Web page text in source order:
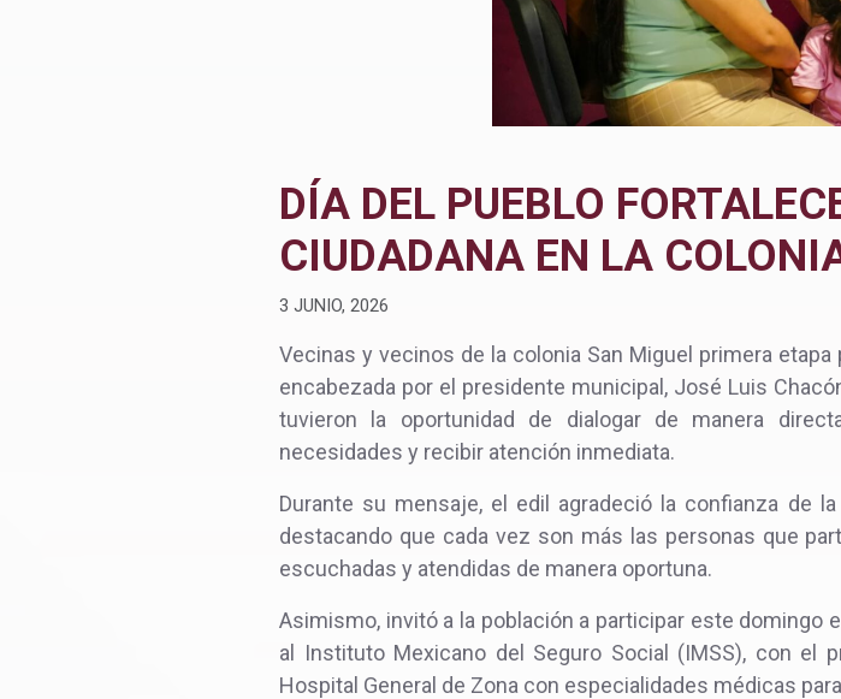
DÍA DEL PUEBLO
CIUDADANA EN LA
3 JUNIO, 2026
Vecinas y vecinos de la colonia San Miguel primera etapa
encabezada por el presidente municipal, José Luis
tuvieron la oportunidad de dialogar de manera
necesidades y recibir atención inmediata.
Durante su mensaje, el edil agradeció la confianza de
destacando que cada vez son más las personas que
escuchadas y atendidas de manera oportuna.
Asimismo, invitó a la población a participar este domingo
al Instituto Mexicano del Seguro Social (IMSS), con el
Hospital General de Zona con especialidades médicas